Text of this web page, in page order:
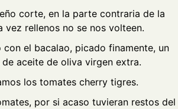
corte, en la parte contraria de la
vez rellenos no se nos volteen.
el bacalao, picado finamente, un
aceite de oliva virgen extra.
los tomates cherry tigres.
por si acaso tuvieran restos del